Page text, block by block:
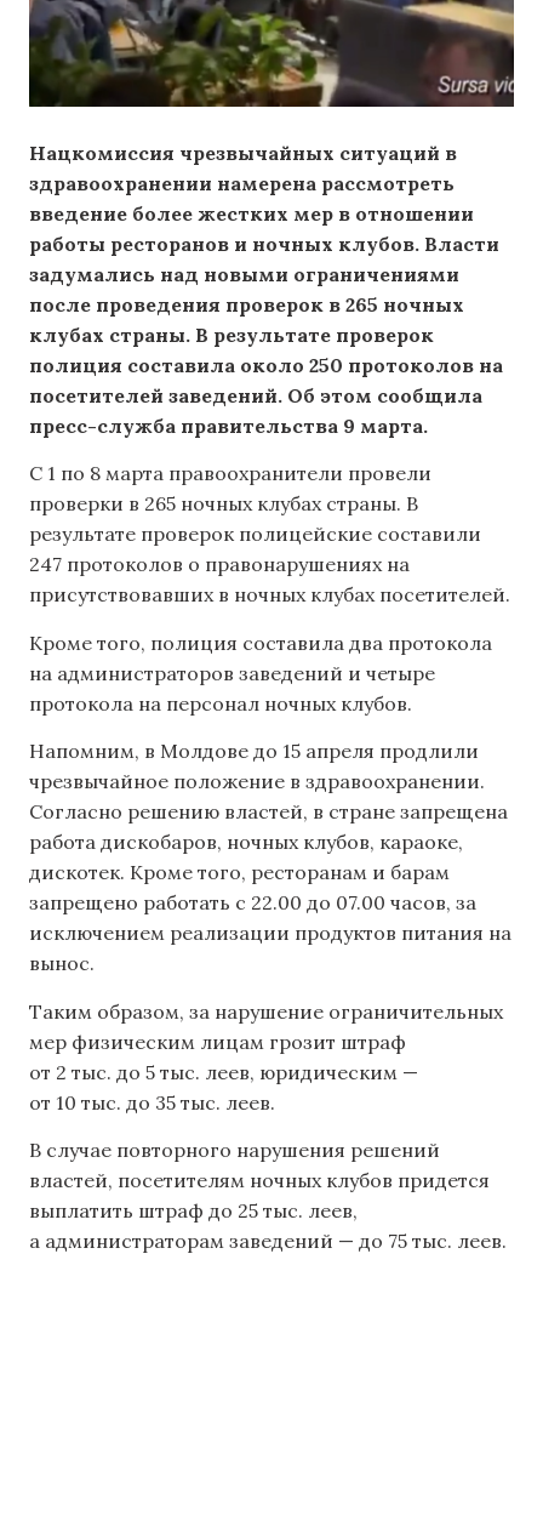
Нацкомиссия чрезвычайных ситуаций в
здравоохранении намерена рассмотреть
введение более жестких мер в отношении
работы ресторанов и ночных клубов. Власти
задумались над новыми ограничениями
после проведения проверок в 265 ночных
клубах страны. В результате проверок
полиция составила около 250 протоколов на
посетителей заведений. Об этом сообщила
пресс-служба правительства 9 марта.
С 1 по 8 марта правоохранители провели
проверки в 265 ночных клубах страны. В
результате проверок полицейские составили
247 протоколов о правонарушениях на
присутствовавших в ночных клубах посетителей.
Кроме того, полиция составила два протокола
на администраторов заведений и четыре
протокола на персонал ночных клубов.
Напомним, в Молдове до 15 апреля продлили
чрезвычайное положение в здравоохранении.
Согласно решению властей, в стране запрещена
работа дискобаров, ночных клубов, караоке,
дискотек. Кроме того, ресторанам и барам
запрещено работать с 22.00 до 07.00 часов, за
исключением реализации продуктов питания на
вынос.
Таким образом, за нарушение ограничительных
мер физическим лицам грозит штраф
от 2 тыс. до 5 тыс. леев, юридическим —
от 10 тыс. до 35 тыс. леев.
В случае повторного нарушения решений
властей, посетителям ночных клубов придется
выплатить штраф до 25 тыс. леев,
а администраторам заведений — до 75 тыс. леев.